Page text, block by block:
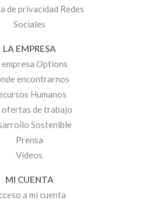
de privacidad Redes
Sociales
LA EMPRESA
empresa Options
encontrarnos
Humanos
ofertas de trabajo
Sostenible
Prensa
Vídeos
MI CUENTA
a mi cuenta